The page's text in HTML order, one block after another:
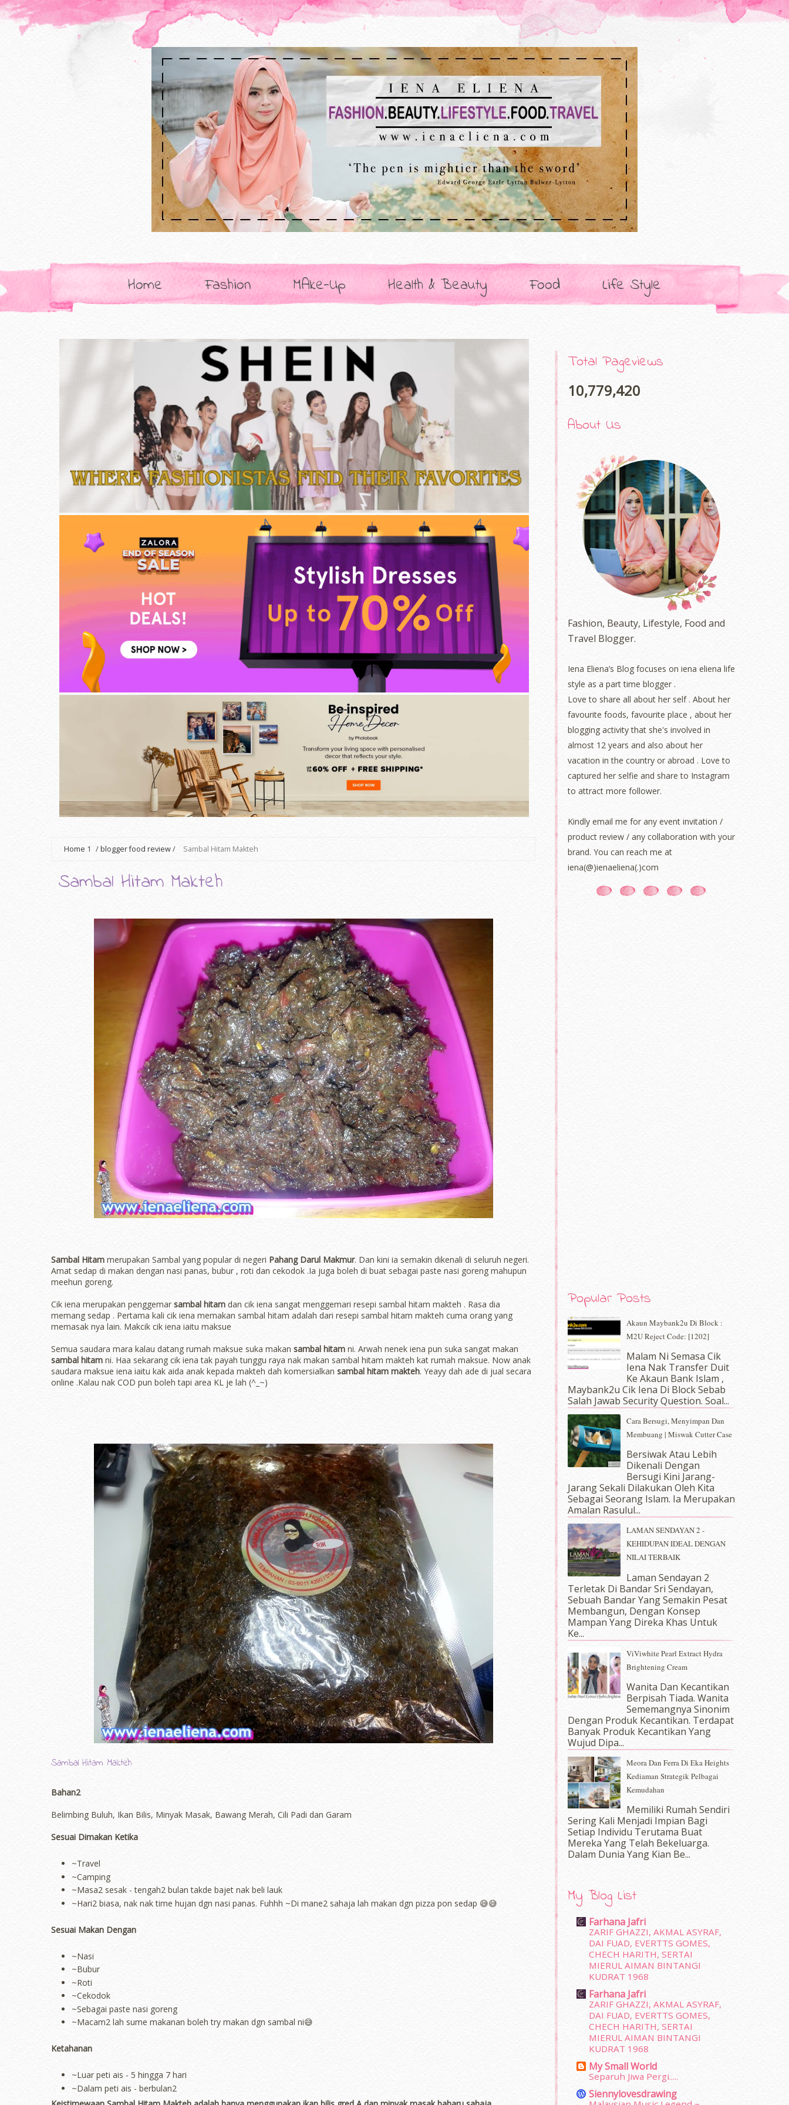
Home Fashion MAke-Up Health & Beauty Food Life Style
Home 1 /blogger food review/ Sambal Hitam Makteh
Sambal Hitam Makteh
Sambal Hitam merupakan Sambal yang popular di negeri Pahang Darul Makmur. Dan kini ia semakin dikenali di seluruh negeri.
Amat sedap di makan dengan nasi panas, bubur , roti dan cekodok .Ia juga boleh di buat sebagai paste nasi goreng mahupun
meehun goreng.
Cik iena merupakan penggemar sambal hitam dan cik iena sangat menggemari resepi sambal hitam makteh . Rasa dia
memang sedap . Pertama kali cik iena memakan sambal hitam adalah dari resepi sambal hitam makteh cuma orang yang
memasak nya lain. Makcik cik iena iaitu maksue
Semua saudara mara kalau datang rumah maksue suka makan sambal hitam ni. Arwah nenek iena pun suka sangat makan
sambal hitam ni. Haa sekarang cik iena tak payah tunggu raya nak makan sambal hitam makteh kat rumah maksue. Now anak
saudara maksue iena iaitu kak aida anak kepada makteh dah komersialkan sambal hitam makteh. Yeayy dah ade di jual secara
online .Kalau nak COD pun boleh tapi area KL je lah (^_~)
Sambal Hitam Makteh
Bahan2
Belimbing Buluh, Ikan Bilis, Minyak Masak, Bawang Merah, Cili Padi dan Garam
Sesuai Dimakan Ketika
~Travel
~Camping
~Masa2 sesak - tengah2 bulan takde bajet nak beli lauk
~Hari2 biasa, nak nak time hujan dgn nasi panas. Fuhhh ~Di mane2 sahaja lah makan dgn pizza pon sedap 😅😅
Sesuai Makan Dengan
~Nasi
~Bubur
~Roti
~Cekodok
~Sebagai paste nasi goreng
~Macam2 lah sume makanan boleh try makan dgn sambal ni😅
Ketahanan
~Luar peti ais - 5 hingga 7 hari
~Dalam peti ais - berbulan2
Total Pageviews
10,779,420
About Us
Fashion, Beauty, Lifestyle, Food and
Travel Blogger.
Iena Eliena’s Blog focuses on iena eliena life
style as a part time blogger .
Love to share all about her self . About her
favourite foods, favourite place , about her
blogging activity that she's involved in
almost 12 years and also about her
vacation in the country or abroad . Love to
captured her selfie and share to Instagram
to attract more follower.
Kindly email me for any event invitation /
product review / any collaboration with your
brand. You can reach me at
iena(@)ienaeliena(.)com
Popular Posts
Akaun Maybank2u Di Block :
M2U Reject Code: [1202]
Malam Ni Semasa Cik
Iena Nak Transfer Duit
Ke Akaun Bank Islam ,
Maybank2u Cik Iena Di Block Sebab
Salah Jawab Security Question. Soal...
Cara Bersugi, Menyimpan Dan
Membuang | Miswak Cutter Case
Bersiwak Atau Lebih
Dikenali Dengan
Bersugi Kini Jarang-
Jarang Sekali Dilakukan Oleh Kita
Sebagai Seorang Islam. Ia Merupakan
Amalan Rasulul...
LAMAN SENDAYAN 2 -
KEHIDUPAN IDEAL DENGAN
NILAI TERBAIK
Laman Sendayan 2
Terletak Di Bandar Sri Sendayan,
Sebuah Bandar Yang Semakin Pesat
Membangun, Dengan Konsep
Mampan Yang Direka Khas Untuk
Ke...
ViViwhite Pearl Extract Hydra
Brightening Cream
Wanita Dan Kecantikan
Berpisah Tiada. Wanita
Sememangnya Sinonim
Dengan Produk Kecantikan. Terdapat
Banyak Produk Kecantikan Yang
Wujud Dipa...
Meora Dan Ferra Di Eka Heights
Kediaman Strategik Pelbagai
Kemudahan
Memiliki Rumah Sendiri
Sering Kali Menjadi Impian Bagi
Setiap Individu Terutama Buat
Mereka Yang Telah Bekeluarga.
Dalam‍ Dunia Yang Kian Be...
My Blog List
Farhana Jafri
ZARIF GHAZZI, AKMAL ASYRAF,
DAI FUAD, EVERTTS GOMES,
CHECH HARITH, SERTAI
MIERUL AIMAN BINTANGI
KUDRAT 1968
Farhana Jafri
ZARIF GHAZZI, AKMAL ASYRAF,
DAI FUAD, EVERTTS GOMES,
CHECH HARITH, SERTAI
MIERUL AIMAN BINTANGI
KUDRAT 1968
My Small World
Separuh Jiwa Pergi.....
Siennylovesdrawing